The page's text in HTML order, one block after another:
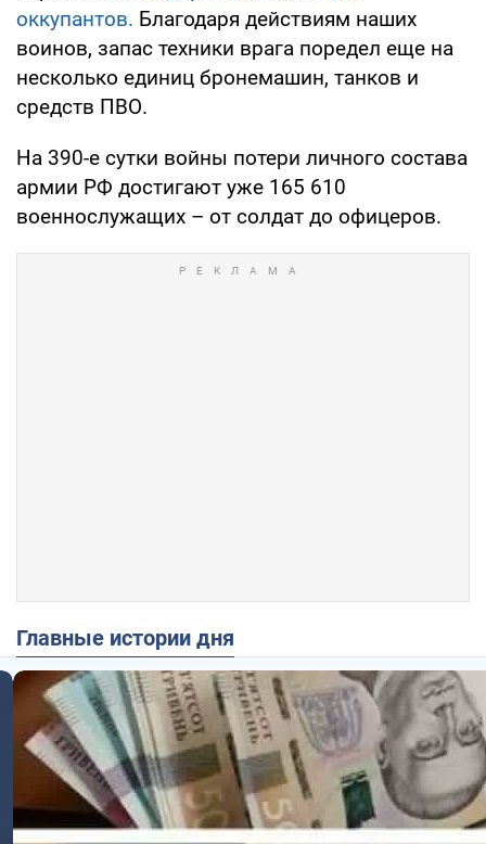
оккупантов. Благодаря действиям наших
воинов, запас техники врага поредел еще на
несколько единиц бронемашин, танков и
средств ПВО.
На 390-е сутки войны потери личного состава
армии РФ достигают уже 165 610
военнослужащих – от солдат до офицеров.
Главные истории дня